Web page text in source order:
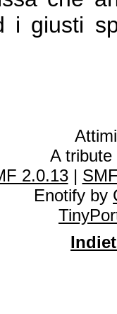
i giusti
A tribute
2.0.13|
Enotify by